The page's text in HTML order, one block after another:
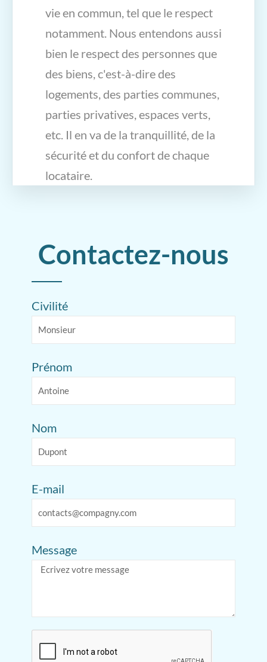
vie en commun, tel que le respect
notamment. Nous entendons aussi
bien le respect des personnes que
des biens, c'est-à-dire des
logements, des parties communes,
parties privatives, espaces verts,
etc. Il en va de la tranquillité, de la
sécurité et du confort de chaque
locataire.
Contactez-nous
Civilité
Prénom
Nom
E-mail
Message